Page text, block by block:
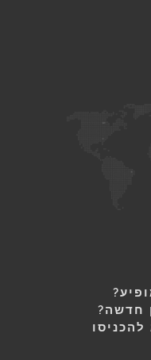
חדשה?
להכניסו